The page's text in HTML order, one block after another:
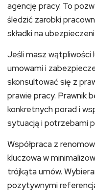
agencję pracy. To
śledzić zarobki
składki na
Jeśli masz wątpliwości
umowami i
skonsultować się z
prawie pracy. Prawnik
konkretnych porad i
sytuacją i potrzebami
Współpraca z
kluczowa w
trójkąta umów.
pozytywnymi